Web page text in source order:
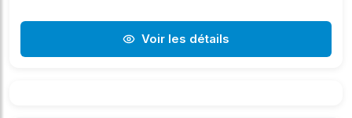
Voir les détails